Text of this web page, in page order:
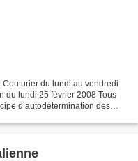
du lundi au vendredi
du lundi 25 février 2008 Tous
d’autodétermination des